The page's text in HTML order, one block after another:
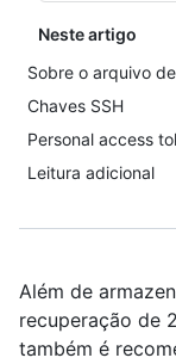
Neste artigo
Sobre o arquivo
Chaves SSH
Personal access
Leitura adicional
Além de
recuperação de
também é